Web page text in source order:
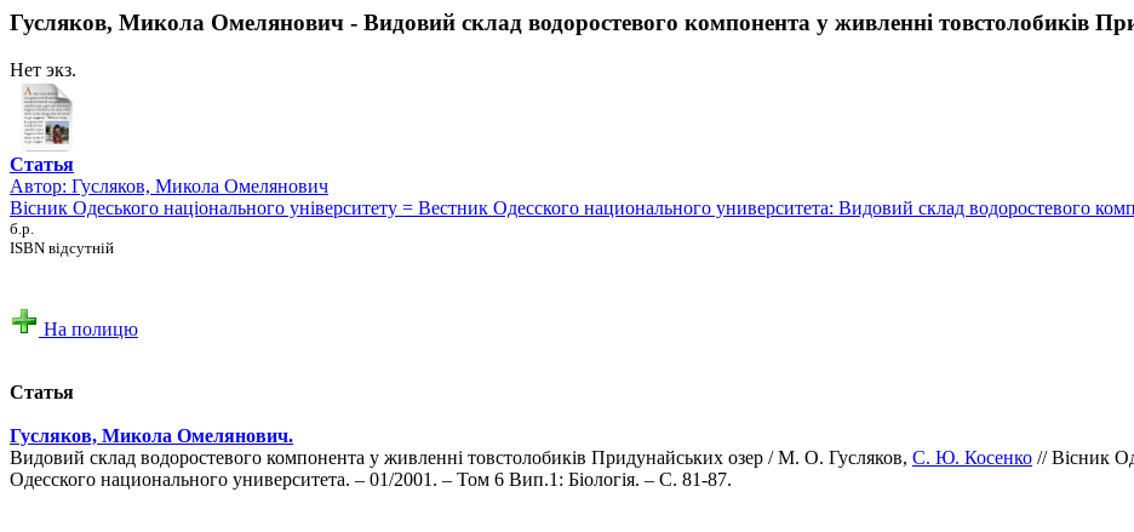
Гусляков, Микола Омелянович - Видовий склад водоростевого компонента у живленні товстолобиків
Нет экз.
Статья
Автор: Гусляков, Микола Омелянович
Вісник Одеського національного університету = Вестник Одесского национального университета: Видовий склад водоростевого
б.р.
ISBN відсутній
На полицю
Статья
Гусляков, Микола Омелянович.
Видовий склад водоростевого компонента у живленні товстолобиків Придунайських озер / М. О. Гусляков, С. Ю. Косенко // Вісник
Одесского национального университета. – 01/2001. – Том 6 Вип.1: Біологія. – С. 81-87.